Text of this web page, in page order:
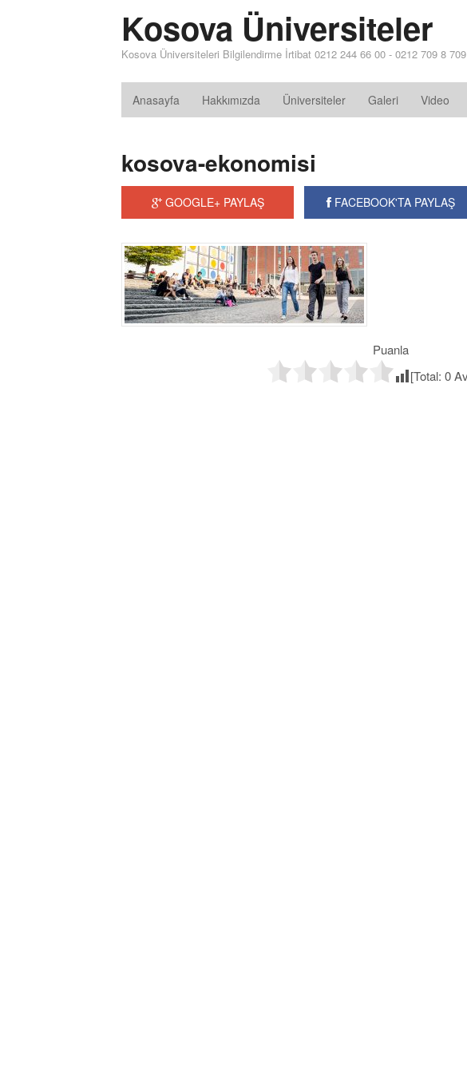
Kosova Üniversiteler
Kosova Üniversiteleri Bilgilendirme İrtibat 0212 244 66 00 - 0212 709 8 709
Anasayfa Hakkımızda Üniversiteler Galeri Video
kosova-ekonomisi
GOOGLE+ PAYLAŞ FACEBOOK'TA PAYLAŞ
Puanla
[Total:0